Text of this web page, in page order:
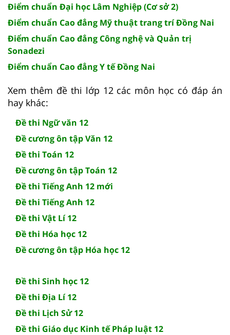
Điểm chuẩn Đại học Lâm Nghiệp (Cơ sở 2)
Điểm chuẩn Cao đẳng Mỹ thuật trang trí Đồng Nai
Điểm chuẩn Cao đẳng Công nghệ và Quản trị
Sonadezi
Điểm chuẩn Cao đẳng Y tế Đồng Nai
Xem thêm đề thi lớp 12 các môn học có đáp án
hay khác:
Đề thi Ngữ văn 12
Đề cương ôn tập Văn 12
Đề thi Toán 12
Đề cương ôn tập Toán 12
Đề thi Tiếng Anh 12 mới
Đề thi Tiếng Anh 12
Đề thi Vật Lí 12
Đề thi Hóa học 12
Đề cương ôn tập Hóa học 12
Đề thi Sinh học 12
Đề thi Địa Lí 12
Đề thi Lịch Sử 12
Đề thi Giáo dục Kinh tế Pháp luật 12